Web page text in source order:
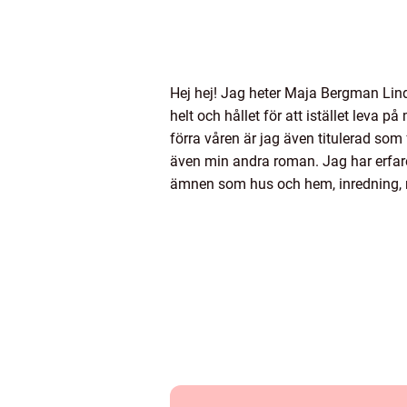
Hej hej! Jag heter Maja Bergman
helt och hållet för att istället leva på
förra våren är jag även titulerad
även min andra roman. Jag har
ämnen som hus och hem,